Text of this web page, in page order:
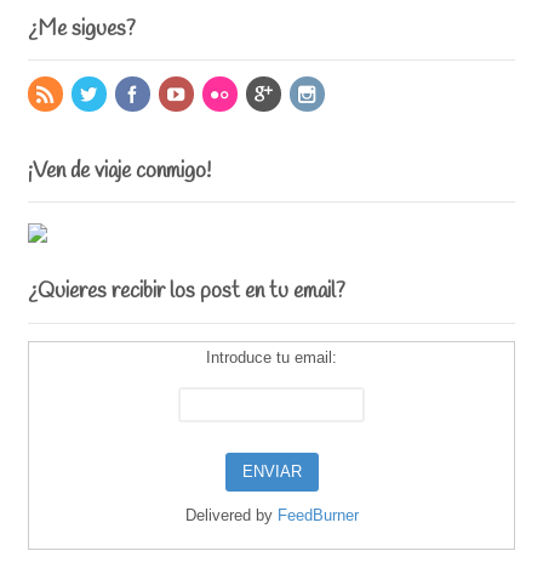
¿Me sigues?
¡Ven de viaje conmigo!
¿Quieres recibir los post en tu email?
Introduce tu email:
Delivered by FeedBurner